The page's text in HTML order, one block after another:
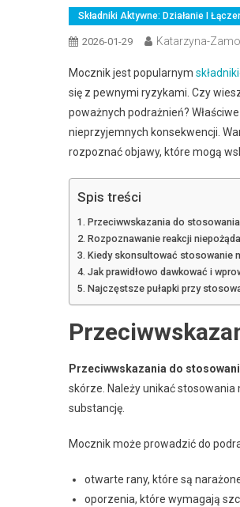
Składniki Aktywne: Działanie I
2026-01-29 Katarzyna-
Mocznik jest popularnym
się z pewnymi ryzykami. Czy
poważnych podrażnień?
nieprzyjemnych konsekwencji.
rozpoznać objawy, które mogą
Spis treści
Przeciwwskazania do
Rozpoznawanie reakcji
Kiedy skonsultować stosowanie
Jak prawidłowo dawkować i
Najczęstsze pułapki przy
Przeciwwskazania do
skórze. Należy unikać
substancję.
Mocznik może prowadzić do
otwarte rany, które są
oporzenia, które wymagają